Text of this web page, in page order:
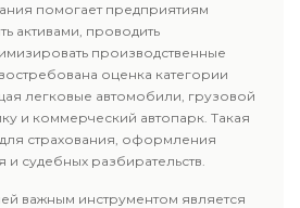
помогает предприятиям
активами, проводить
производственные
оценка категории
легковые автомобили, грузовой
и коммерческий автопарк. Такая
для страхования, оформления
и судебных разбирательств.
важным инструментом является